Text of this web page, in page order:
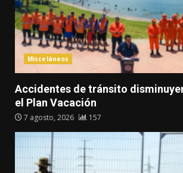
Misceláneos
Accidentes de tránsito
el Plan Vacación
7 agosto, 2026 157